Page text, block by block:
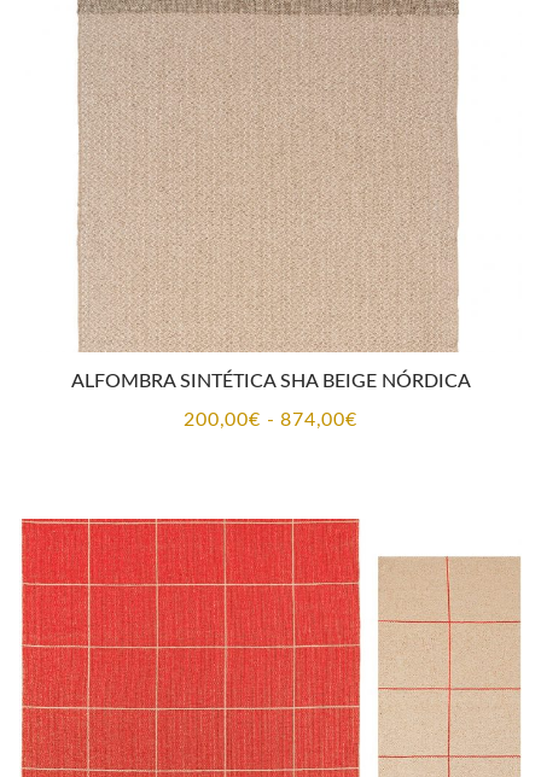
200,00€
hasta
874,00€
ALFOMBRA SINTÉTICA SHA BEIGE NÓRDICA
200,00€ - 874,00€Rango
desde
200,00€
hasta
874,00€